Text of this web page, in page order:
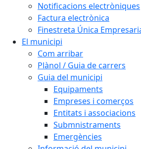
Notificacions electròniques
Factura electrònica
Finestreta Única
El municipi
Com arribar
Plànol / Guia de carrers
Guia del municipi
Equipaments
Empreses i comerços
Entitats i associacions
Submnistraments
Emergències